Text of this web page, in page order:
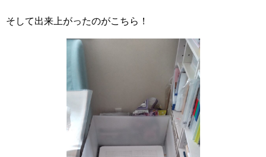
そして出来上がったのがこちら！